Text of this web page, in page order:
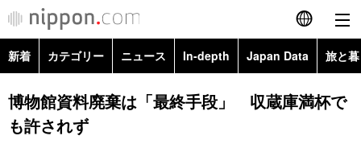
English
简体字
新着 カテゴリー ニュース In-depth Japan Data 旅と
政治・外交
経済・ビジネス
Topics
博物館資料廃棄は「最終手段」 収蔵庫満杯で
も許されず